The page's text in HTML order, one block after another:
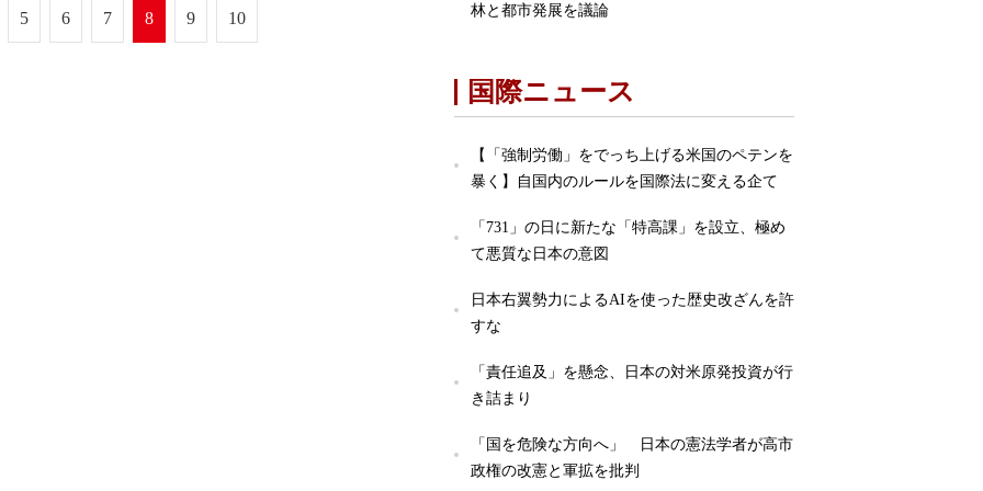
5 6 7 8 9 10
林と都市発展を議論
国際ニュース
【「強制労働」をでっち上げる米国のペテンを
暴く】自国内のルールを国際法に変える企て
「731」の日に新たな「特高課」を設立、極め
て悪質な日本の意図
日本右翼勢力によるAIを使った歴史改ざんを許
すな
「責任追及」を懸念、日本の対米原発投資が行
き詰まり
「国を危険な方向へ」 日本の憲法学者が高市
政権の改憲と軍拡を批判